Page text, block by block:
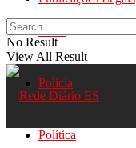
Geral
Polícia
Política
No Result
View All Result